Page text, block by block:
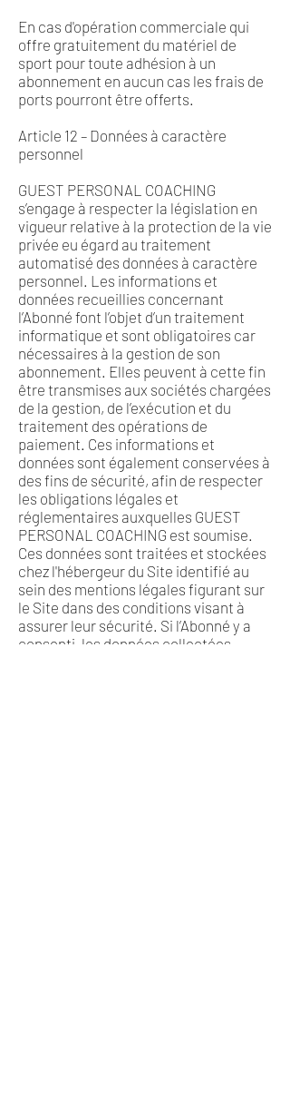
En cas d'opération commerciale qui
offre gratuitement du matériel de
sport pour toute adhésion à un
abonnement en aucun cas les frais de
ports pourront être offerts.
Article 12 – Données à caractère
personnel
GUEST PERSONAL COACHING
s’engage à respecter la législation en
vigueur relative à la protection de la vie
privée eu égard au traitement
automatisé des données à caractère
personnel. Les informations et
données recueillies concernant
l’Abonné font l’objet d’un traitement
informatique et sont obligatoires car
nécessaires à la gestion de son
abonnement. Elles peuvent à cette fin
être transmises aux sociétés chargées
de la gestion, de l’exécution et du
traitement des opérations de
paiement. Ces informations et
données sont également conservées à
des fins de sécurité, afin de respecter
les obligations légales et
réglementaires auxquelles GUEST
PERSONAL COACHING est soumise.
Ces données sont traitées et stockées
chez l'hébergeur du Site identifié au
sein des mentions légales figurant sur
le Site dans des conditions visant à
assurer leur sécurité. Si l’Abonné y a
consenti, les données collectées